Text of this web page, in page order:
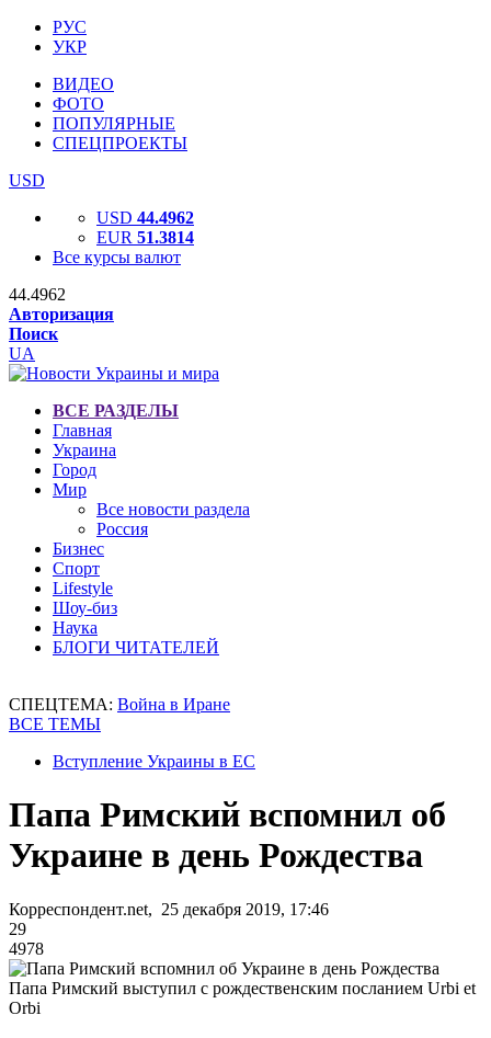
РУС
УКР
ВИДЕО
ФОТО
ПОПУЛЯРНЫЕ
СПЕЦПРОЕКТЫ
USD
USD 44.4962
EUR 51.3814
Все курсы валют
44.4962
Авторизация
Поиск
UA
ВСЕ РАЗДЕЛЫ
Главная
Украина
Город
Мир
Все новости раздела
Россия
Бизнес
Спорт
Lifestyle
Шоу-биз
Наука
БЛОГИ ЧИТАТЕЛЕЙ
СПЕЦТЕМА: Война в Иране
ВСЕ ТЕМЫ
Вступление Украины в ЕС
Папа Римский вспомнил об
Украине в день Рождества
Корреспондент.net, 25 декабря 2019, 17:46
29
4978
Папа Римский выступил с рождественским посланием Urbi et
Orbi